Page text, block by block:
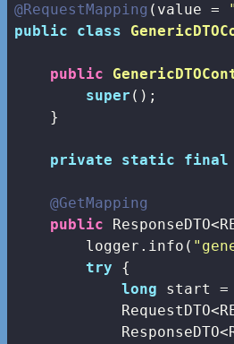
@RequestMapping (value =
public
class
public
super ();
    }
private static final
@GetMapping
public
        logger.info(
try {
long start =